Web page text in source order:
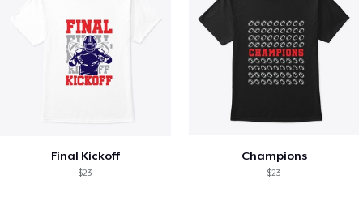
Final Kickoff
$23
Champions
$23